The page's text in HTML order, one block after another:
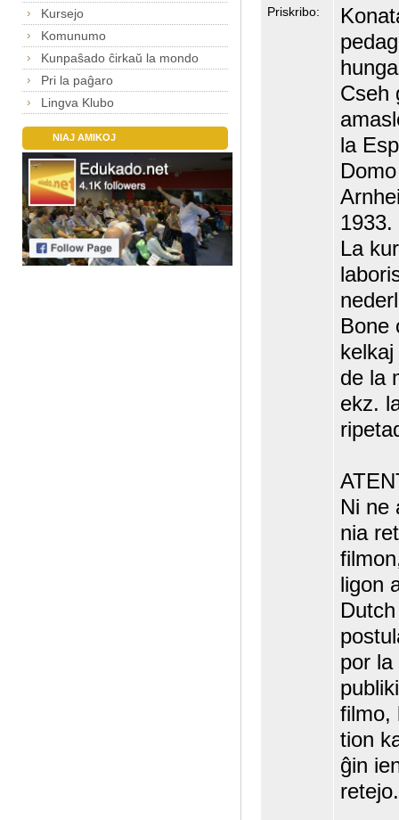
Kursejo
Komunumo
Kunpaŝado ĉirkaŭ la mondo
Pri la paĝaro
Lingva Klubo
NIAJ AMIKOJ
Priskribo:
Cseh
la
1933.
La
Bone
de la
ekz.
Ni ne
nia
ligon
por la
filmo,
tion
ĝin
retejo.